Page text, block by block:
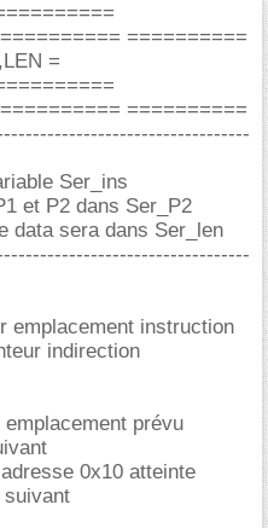
==========
=
==========
Ser_ins
et P2 dans Ser_P2
data sera dans Ser_len
emplacement instruction
indirection
prévu
0x10 atteinte
suivant